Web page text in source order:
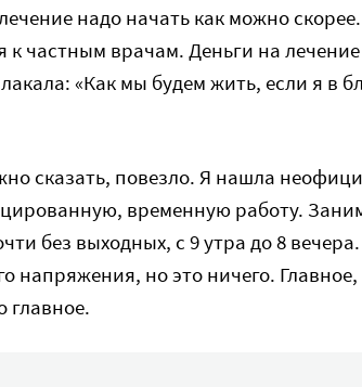
надо начать как можно
к частным врачам. Деньги на лечение
«Как мы будем жить, если я в
сказать, повезло. Я нашла
временную работу.
без выходных, с 9 утра до 8
напряжения, но это ничего.
главное.